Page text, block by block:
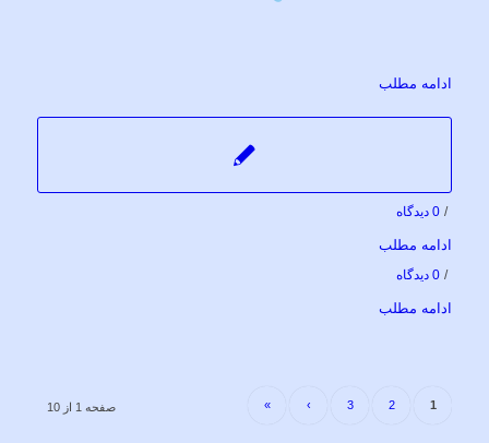
ادامه مطلب
/ 0 دیدگاه
ادامه مطلب
/ 0 دیدگاه
ادامه مطلب
صفحه 1 از 10 1
2
3
›
»